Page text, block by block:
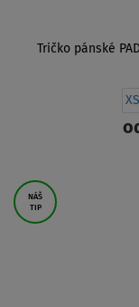
Tričko pánské
XS
NÁŠ
TIP